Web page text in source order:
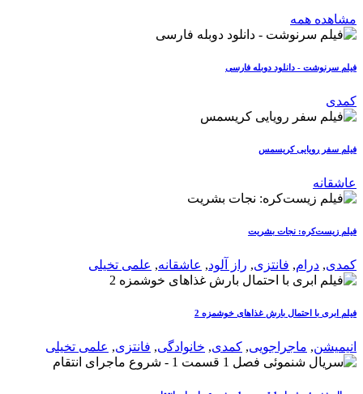
مشاهده همه
فیلم سرنوشت - دانلود دوبله فارسی
کمدی
فیلم سفر رویایی کریسمس
عاشقانه
فیلم زیست‌کره: نجات بشریت
کمدی, درام, فانتزی, راز آلود, عاشقانه, علمی تخیلی
فیلم ابری با احتمال بارش غذاهای خوشمزه 2
انیمیشن, ماجراجویی, کمدی, خانوادگی, فانتزی, علمی تخیلی